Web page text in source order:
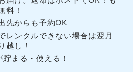
料！
先からも予約OK
レンタルできない場合は翌月
越し！
まる・使える！